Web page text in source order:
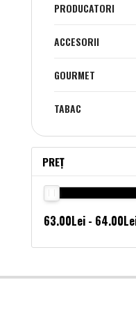
PRODUCATORI
ACCESORII
GOURMET
TABAC
PREȚ